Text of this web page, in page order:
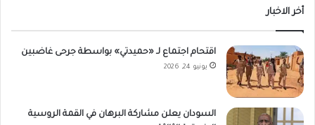
أخر الاخبار
اقتحام اجتماع لـ «حميدتي» بواسطة جرحى غاضبين
يونيو 24, 2026
السودان يعلن مشاركة البرهان في القمة الروسية